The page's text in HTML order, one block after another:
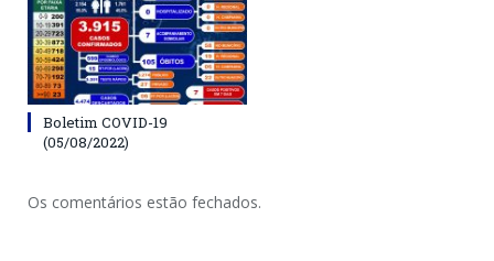
Boletim COVID-19
(05/08/2022)
Os comentários estão fechados.